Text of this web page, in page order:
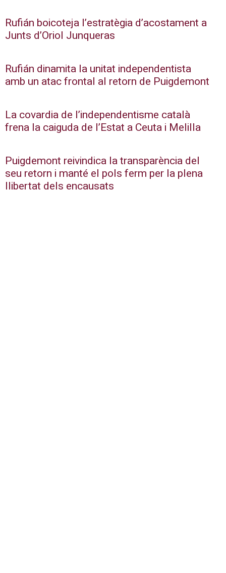
Rufián boicoteja l’estratègia d’acostament a
Junts d’Oriol Junqueras
Rufián dinamita la unitat independentista
amb un atac frontal al retorn de Puigdemont
La covardia de l’independentisme català
frena la caiguda de l’Estat a Ceuta i Melilla
Puigdemont reivindica la transparència del
seu retorn i manté el pols ferm per la plena
llibertat dels encausats